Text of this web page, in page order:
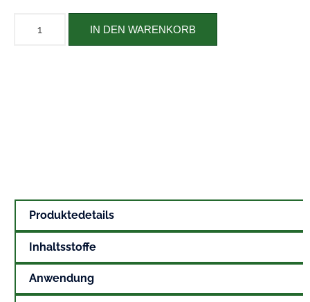
IN DEN WARENKORB
Produktedetails
Inhaltsstoffe
Anwendung